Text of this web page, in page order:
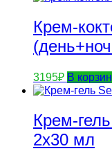
Крем-
3195₽ В
Крем-
2х30 мл